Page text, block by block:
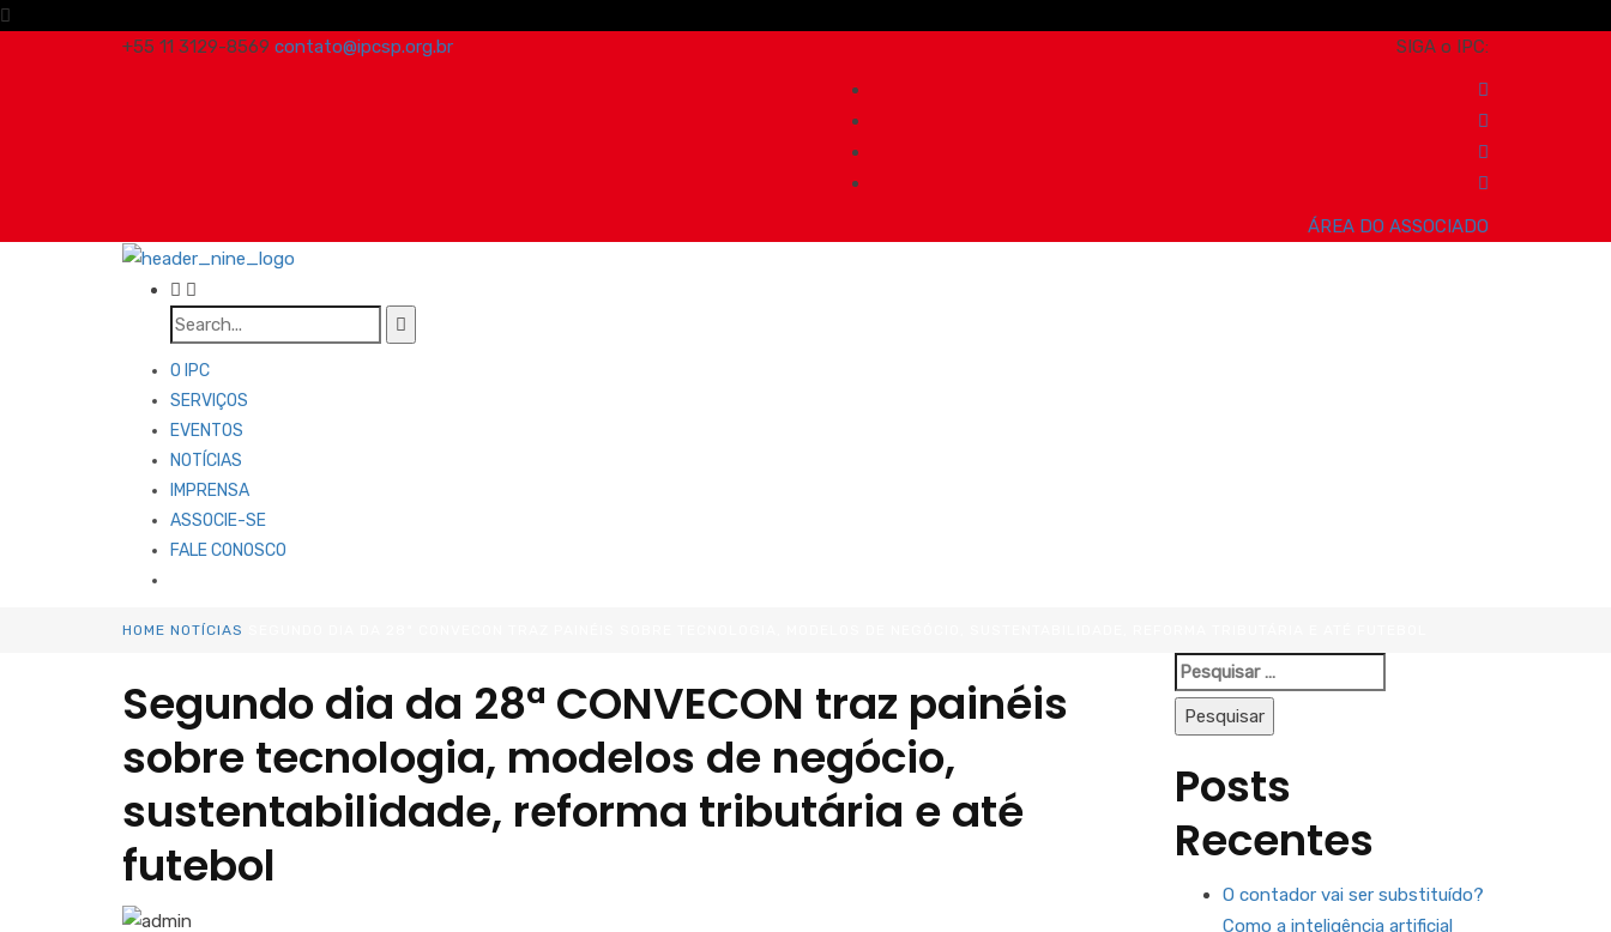
+55 11 3129-8569 contato@ipcsp.org.br SIGA o IPC:
ÁREA DO ASSOCIADO
O IPC
SERVIÇOS
EVENTOS
NOTÍCIAS
IMPRENSA
ASSOCIE-SE
FALE CONOSCO
HOME NOTÍCIAS
Segundo dia da 28ª CONVECON traz painéis
sobre tecnologia, modelos de negócio,
sustentabilidade, reforma tributária e até
futebol
Pesquisar
por:
Posts
Recentes
O contador vai ser substituído?
Como a inteligência artificial